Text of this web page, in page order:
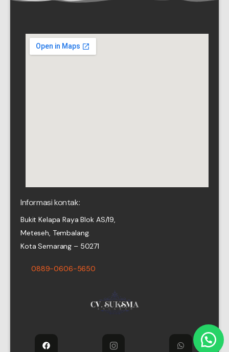
Informasi kontak:
Bukit Kelapa Raya Blok AS/19,
Meteseh, Tembalang.
Kota Semarang – 50271
0889-0606-5650